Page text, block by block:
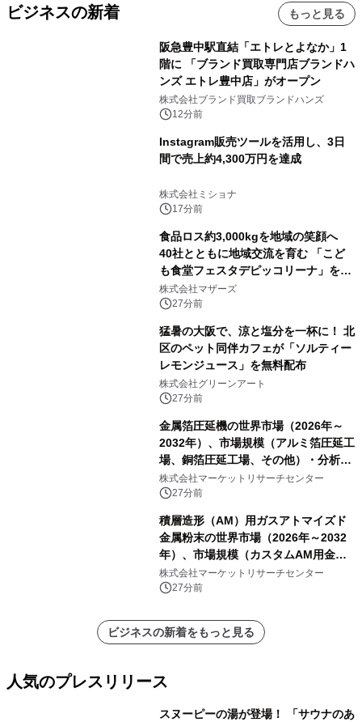
ビジネスの新着 もっと見る
阪急豊中駅直結「エトレとよなか」1
階に 「ブランド買取専門店ブランドハ
ンズ エトレ豊中店」がオープン
株式会社ブランド買取ブランドハンズ
12分前
Instagram販売ツールを活用し、3日
間で売上約4,300万円を達成
株式会社ミショナ
17分前
食品ロス約3,000kgを地域の笑顔へ
40社とともに地域交流を育む 「こど
も食堂フェスタデピッコリーナ」を9
月5日(土)開催
株式会社マザーズ
27分前
猛暑の大阪で、涼と塩分を一杯に！ 北
区のペット同伴カフェが「ソルティー
レモンジュース」を無料配布
株式会社グリーンアート
27分前
金属箔圧延機の世界市場（2026年～
2032年）、市場規模（アルミ箔圧延工
場、銅箔圧延工場、その他）・分析レ
ポートを発表
株式会社マーケットリサーチセンター
27分前
積層造形（AM）用ガスアトマイズド
金属粉末の世界市場（2026年～2032
年）、市場規模（カスタムAM用金属
粉末、汎用AM用金属粉末）・分析レ
ポートを発表
株式会社マーケットリサーチセンター
27分前
ビジネスの新着をもっと見る
人気のプレスリリース
スヌーピーの湯が登場！ 「サウナのあ